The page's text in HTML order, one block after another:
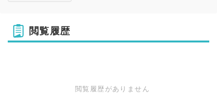
閲覧履歴
閲覧履歴がありません